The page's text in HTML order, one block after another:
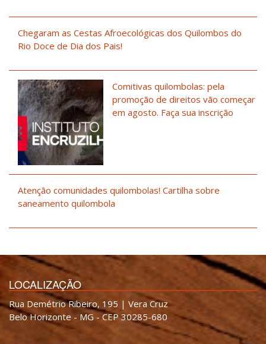
Chegaram as Cestas Afroecológicas dos Quilombos do
Rio Doce de Dia dos Pais!
Comitivas quilombolas: pela
promoção de direitos vão começar
em agosto. Faça sua inscrição
Atenção comunidades quilombolas! Cartilha sobre
saneamento quilombola
LOCALIZAÇÃO
Rua Demétrio Ribeiro, 195 | Vera Cruz
Belo Horizonte - MG - CEP 30285-680